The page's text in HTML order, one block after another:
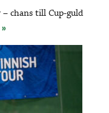
chans till Cup-guld